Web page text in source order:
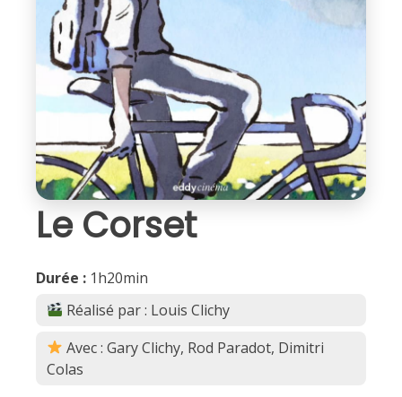
Le Corset
Durée : 1h20min
Réalisé par : Louis Clichy
Avec : Gary Clichy, Rod Paradot, Dimitri
Colas